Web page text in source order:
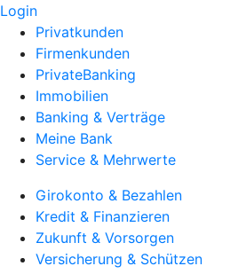
Login
Privatkunden
Firmenkunden
PrivateBanking
Immobilien
Banking & Verträge
Meine Bank
Service & Mehrwerte
Girokonto & Bezahlen
Kredit & Finanzieren
Zukunft & Vorsorgen
Versicherung & Schützen